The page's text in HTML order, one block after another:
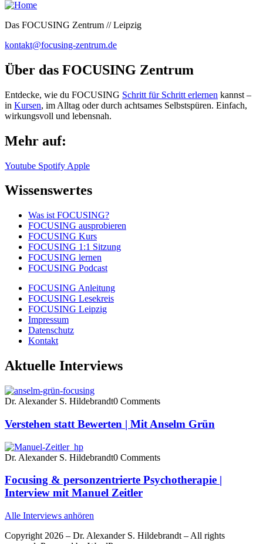
Das FOCUSING Zentrum // Leipzig
kontakt@focusing-zentrum.de
Über das FOCUSING Zentrum
Entdecke, wie du FOCUSING Schritt für Schritt erlernen kannst –
in Kursen, im Alltag oder durch achtsames Selbstspüren. Einfach,
wirkungsvoll und lebensnah.
Mehr auf:
Youtube Spotify Apple
Wissenswertes
Was ist FOCUSING?
FOCUSING ausprobieren
FOCUSING Kurs
FOCUSING 1:1 Sitzung
FOCUSING lernen
FOCUSING Podcast
FOCUSING Anleitung
FOCUSING Lesekreis
FOCUSING Leipzig
Impressum
Datenschutz
Kontakt
Aktuelle Interviews
Dr. Alexander S. Hildebrandt0 Comments
Verstehen statt Bewerten | Mit Anselm Grün
Dr. Alexander S. Hildebrandt0 Comments
Focusing & personzentrierte Psychotherapie |
Interview mit Manuel Zeitler
Alle Interviews anhören
Copyright 2026 – Dr. Alexander S. Hildebrandt – All rights